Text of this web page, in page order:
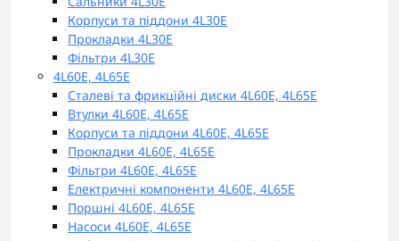
Корпуси та піддони 4L30E
Прокладки 4L30E
Фільтри 4L30E
4L60E, 4L65E
Сталеві та фрикційні диски 4L60E, 4L65E
Втулки 4L60E, 4L65E
Корпуси та піддони 4L60E, 4L65E
Прокладки 4L60E, 4L65E
Фільтри 4L60E, 4L65E
Електричні компоненти 4L60E, 4L65E
Поршні 4L60E, 4L65E
Насоси 4L60E, 4L65E